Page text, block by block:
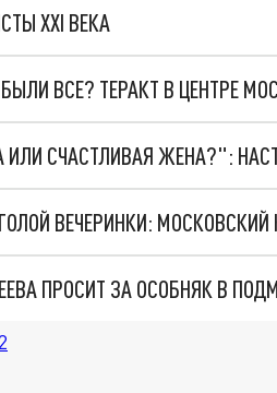
XXI ВЕКА
ВСЕ? ТЕРАКТ В ЦЕНТРЕ
ПРОСИТ ЗА ОСОБНЯК В